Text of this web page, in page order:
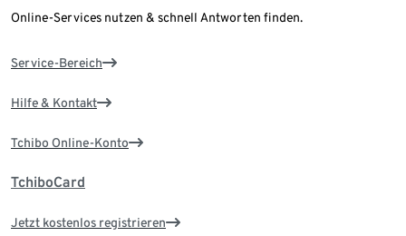
Online-Services nutzen & schnell Antworten finden.
Service-Bereich
Hilfe & Kontakt
Tchibo Online-Konto
TchiboCard
Jetzt kostenlos registrieren